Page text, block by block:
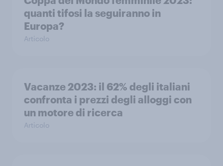
quanti tifosi la seguiranno in
Europa?
Articolo
Vacanze 2023: il 62% degli italiani
confronta i prezzi degli alloggi con
un motore di ricerca
Articolo